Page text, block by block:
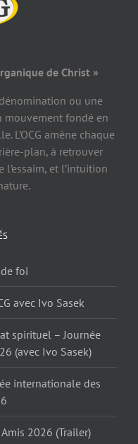
de Christ »
dénomination ou une
mouvement fondé en
L’OCG amène chaque
plan, à retrouver
l’essaim, et l’intuition
foi
avec Ivo Sasek
spirituel – Journée
(avec Ivo Sasek)
internationale des
2026 (Trailer)